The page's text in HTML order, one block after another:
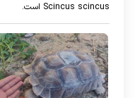
Scincus scincus است.